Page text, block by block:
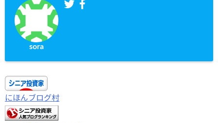
sora
にほんブログ村